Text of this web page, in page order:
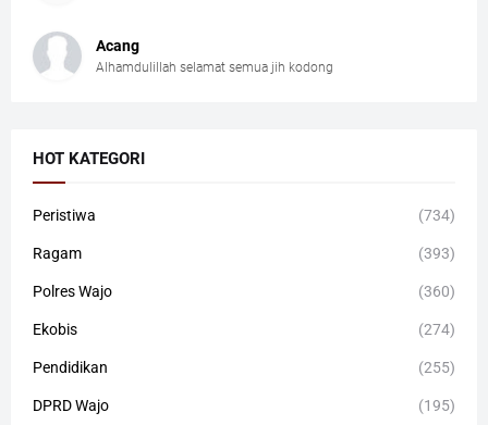
Acang
Alhamdulillah selamat semua jih kodong
HOT KATEGORI
Peristiwa (734)
Ragam (393)
Polres Wajo (360)
Ekobis (274)
Pendidikan (255)
DPRD Wajo (195)